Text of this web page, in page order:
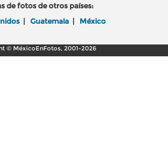
de fotos de otros países:
| Guatemala | México
© MéxicoEnFotos, 2001-2026